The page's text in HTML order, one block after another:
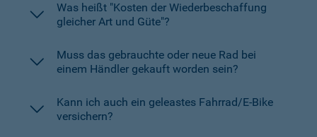
Was heißt "Kosten der Wiederbeschaffung
gleicher Art und Güte"?
Muss das gebrauchte oder neue Rad bei
einem Händler gekauft worden sein?
Kann ich auch ein geleastes Fahrrad/E-Bike
versichern?